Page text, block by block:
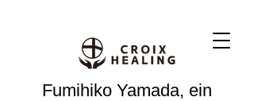
Fumihiko Yamada, ein